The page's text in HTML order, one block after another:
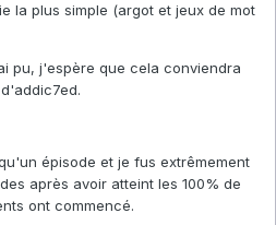
la plus simple (argot et jeux de mot
pu, j'espère que cela conviendra
épisode et je fus extrêmement
après avoir atteint les 100% de
ont commencé.